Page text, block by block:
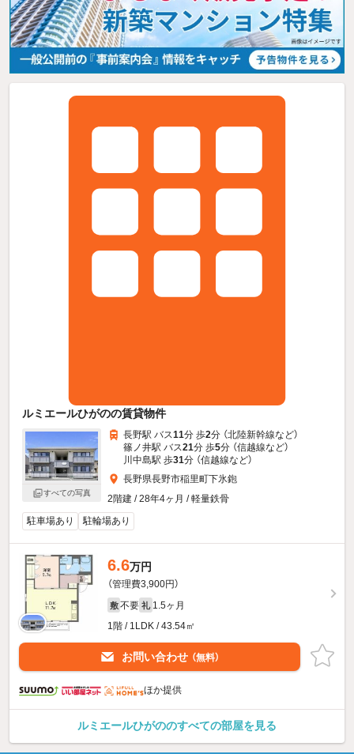
ルミエールひがのの賃貸物件
すべての写真
長野駅 バス11分 歩2分 （北陸新幹線など）
篠ノ井駅 バス21分 歩5分 （信越線など）
川中島駅 歩31分 （信越線など）
長野県長野市稲里町下氷鉋
2階建 / 28年4ヶ月 / 軽量鉄骨
駐車場あり
駐輪場あり
6.6万円
（管理費3,900円）
敷 不要 礼 1.5ヶ月
1階 / 1LDK / 43.54㎡
お問い合わせ （無料）
ほか提供
ルミエールひがののすべての部屋を見る